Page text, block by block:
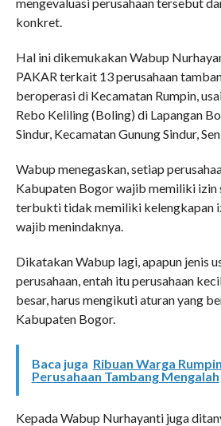
konkret.
Hal ini dikemukakan Wabup
PAKAR terkait 13 perusahaan
beroperasi di Kecamatan Rumpin,
Rebo Keliling (Boling) di Lapangan
Sindur, Kecamatan Gunung Sindur,
Wabup menegaskan, setiap
Kabupaten Bogor wajib memiliki izin
terbukti tidak memiliki kelengkapan
wajib menindaknya.
Dikatakan Wabup lagi, apapun jenis
perusahaan, entah itu perusahaan
besar, harus mengikuti aturan yang
Kabupaten Bogor.
Baca juga Ribuan Warga
Perusahaan Tambang Mengalah
Kepada Wabup Nurhayanti juga